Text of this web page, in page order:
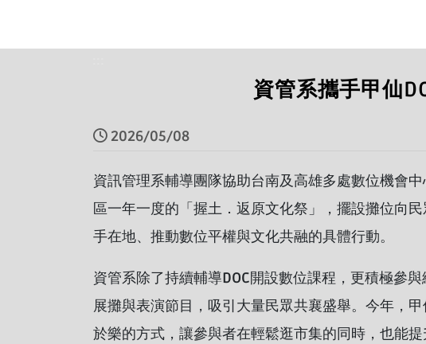
資管系攜手甲仙
2026/05/08
資訊管理系輔導團隊協助台南及高雄多處數位機會
區一年一度的「握土．返原文化祭」，擺設攤位向
手在地、推動數位平權與文化共融的具體行動。
資管系除了持續輔導DOC開設數位課程，更積極參
展攤與表演節目，吸引大量民眾共襄盛舉。今年，
於樂的方式，讓參與者在輕鬆逛市集的同時，也能